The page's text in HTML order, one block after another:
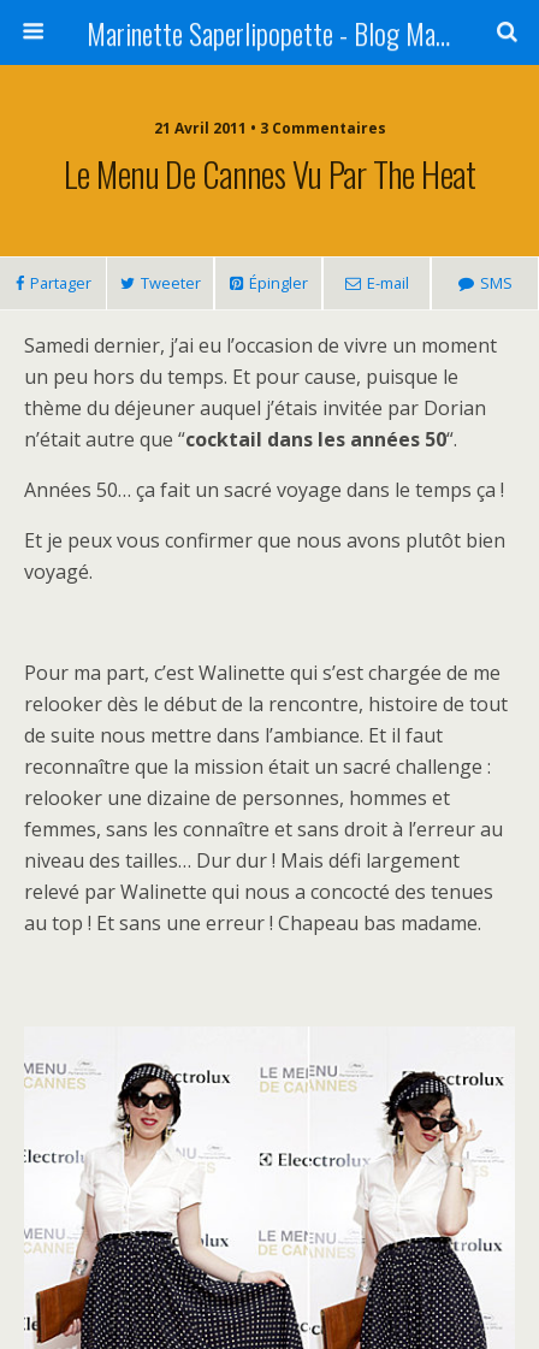
Marinette Saperlipopette - Blog Maman Angers Lifestyle - Ex Expat Montréal
21 Avril 2011 • 3 Commentaires
Le Menu De Cannes Vu Par The Heat
Partager Tweeter Épingler E-mail SMS
Samedi dernier, j’ai eu l’occasion de vivre un moment
un peu hors du temps. Et pour cause, puisque le
thème du déjeuner auquel j’étais invitée par Dorian
n’était autre que “cocktail dans les années 50“.
Années 50… ça fait un sacré voyage dans le temps ça !
Et je peux vous confirmer que nous avons plutôt bien
voyagé.
Pour ma part, c’est Walinette qui s’est chargée de me
relooker dès le début de la rencontre, histoire de tout
de suite nous mettre dans l’ambiance. Et il faut
reconnaître que la mission était un sacré challenge :
relooker une dizaine de personnes, hommes et
femmes, sans les connaître et sans droit à l’erreur au
niveau des tailles… Dur dur ! Mais défi largement
relevé par Walinette qui nous a concocté des tenues
au top ! Et sans une erreur ! Chapeau bas madame.